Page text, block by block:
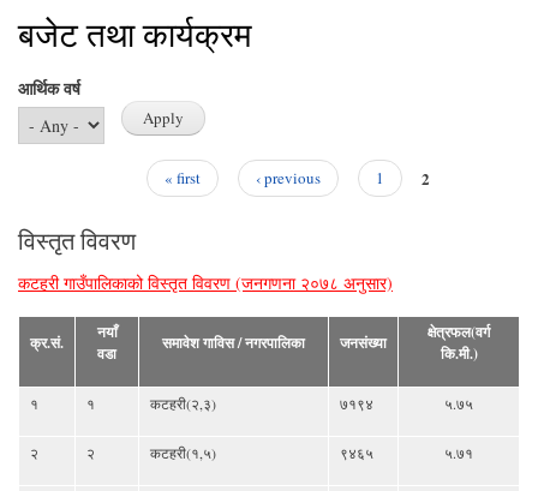
बजेट तथा कार्यक्रम
आर्थिक वर्ष
« first ‹ previous 1 2
विस्तृत विवरण
कटहरी गाउँपालिकाको विस्तृत विवरण (जनगणना २०७८ अनुसार)
क्र.सं.
नयाँ
वडा
समावेश गाविस / नगरपालिका जनसंख्या
क्षेत्रफल(वर्ग
कि.मी.)
१ १ कटहरी(२,३) ७१९४ ५.७५
२ २ कटहरी(१,५) ९४६५ ५.७१